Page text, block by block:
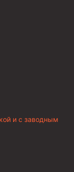
и с заводным